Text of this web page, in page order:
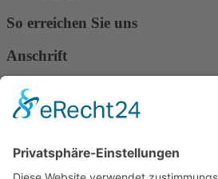
So erreichen Sie uns
Anschrift
Verband Deutscher Tierheilpraktiker
Verbandsverwaltung
Am Rosenbraken 12
E-Mail